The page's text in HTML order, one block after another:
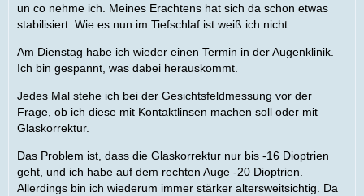
un co nehme ich. Meines Erachtens hat sich da schon etwas
stabilisiert. Wie es nun im Tiefschlaf ist weiß ich nicht.
Am Dienstag habe ich wieder einen Termin in der Augenklinik.
Ich bin gespannt, was dabei herauskommt.
Jedes Mal stehe ich bei der Gesichtsfeldmessung vor der
Frage, ob ich diese mit Kontaktlinsen machen soll oder mit
Glaskorrektur.
Das Problem ist, dass die Glaskorrektur nur bis -16 Dioptrien
geht, und ich habe auf dem rechten Auge -20 Dioptrien.
Allerdings bin ich wiederum immer stärker altersweitsichtig. Da